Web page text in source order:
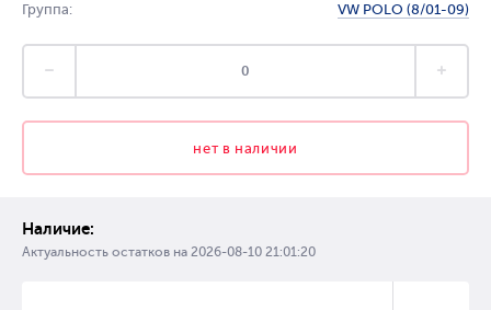
Группа: VW POLO (8/01-09)
нет в наличии
Наличие:
Актуальность остатков на 2026-08-10 21:01:20